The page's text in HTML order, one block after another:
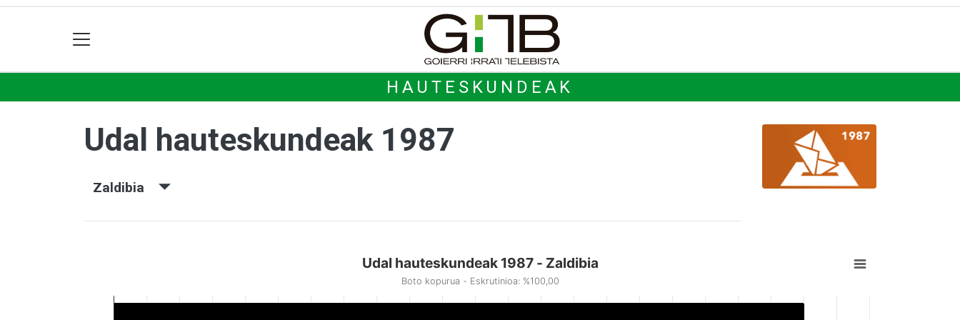
HAUTESKUNDEAK
Udal hauteskundeak 1987
Zaldibia
Udal hauteskundeak 1987 - Zaldibia
Boto kopurua - Eskrutinioa: %100,00